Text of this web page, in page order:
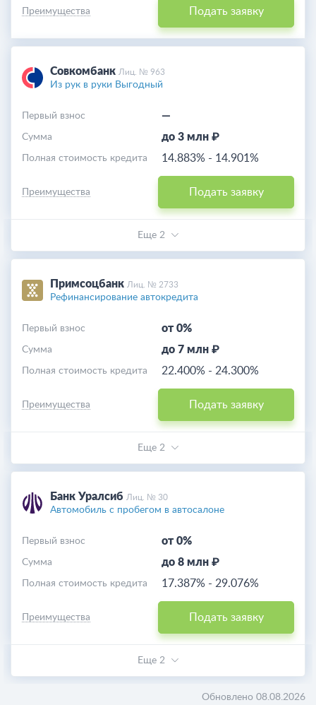
Подать заявку
Преимущества
Совкомбанк Лиц. № 963
Из рук в руки Выгодный
—
Первый взнос
до 3 млн ₽
Cумма
14.883% - 14.901%
Полная стоимость кредита
Подать заявку
Преимущества
Еще 2
Примсоцбанк Лиц. № 2733
Рефинансирование автокредита
от 0%
Первый взнос
до 7 млн ₽
Cумма
22.400% - 24.300%
Полная стоимость кредита
Подать заявку
Преимущества
Еще 2
Банк Уралсиб Лиц. № 30
Автомобиль с пробегом в автосалоне
от 0%
Первый взнос
до 8 млн ₽
Cумма
17.387% - 29.076%
Полная стоимость кредита
Подать заявку
Преимущества
Еще 2
Обновлено 08.08.2026